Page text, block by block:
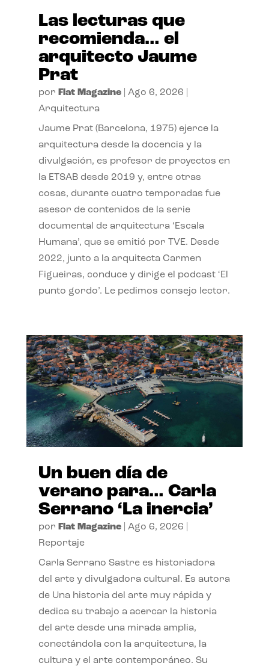
Las lecturas que
recomienda… el
arquitecto Jaume
Prat
por Flat Magazine| Ago 6, 2026
Arquitectura
Jaume Prat (Barcelona, 1975) ejerce la
arquitectura desde la docencia y la
divulgación, es profesor de proyectos en
la ETSAB desde 2019 y, entre otras
cosas, durante cuatro temporadas fue
asesor de contenidos de la serie
documental de arquitectura ‘Escala
Humana’, que se emitió por TVE. Desde
2022, junto a la arquitecta Carmen
Figueiras, conduce y dirige el podcast ‘El
punto gordo’. Le pedimos consejo lector.
Un buen día de
verano para… Carla
Serrano ‘La inercia’
por Flat Magazine| Ago 6, 2026
Reportaje
Carla Serrano Sastre es historiadora
del arte y divulgadora cultural. Es autora
de Una historia del arte muy rápida y
dedica su trabajo a acercar la historia
del arte desde una mirada amplia,
conectándola con la arquitectura, la
cultura y el arte contemporáneo. Su